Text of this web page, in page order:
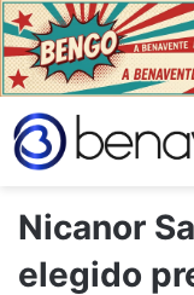
Nicanor
elegido